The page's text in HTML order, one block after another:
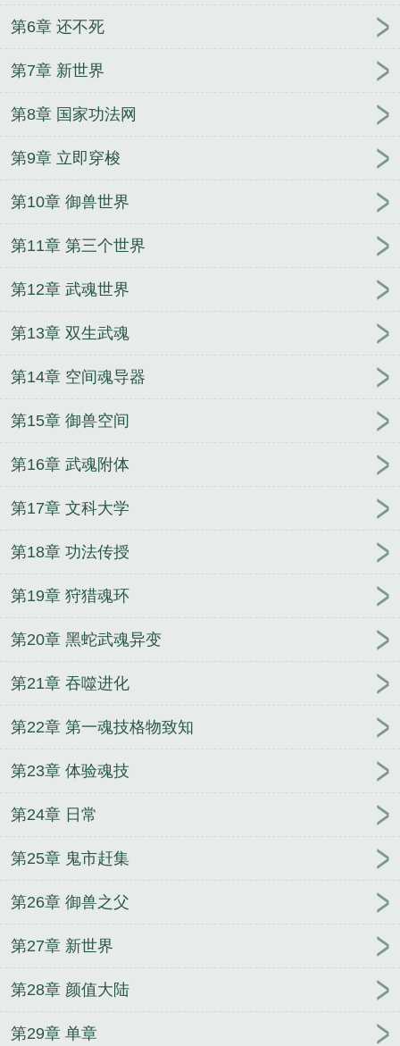
第6章 还不死
第7章 新世界
第8章 国家功法网
第9章 立即穿梭
第10章 御兽世界
第11章 第三个世界
第12章 武魂世界
第13章 双生武魂
第14章 空间魂导器
第15章 御兽空间
第16章 武魂附体
第17章 文科大学
第18章 功法传授
第19章 狩猎魂环
第20章 黑蛇武魂异变
第21章 吞噬进化
第22章 第一魂技格物致知
第23章 体验魂技
第24章 日常
第25章 鬼市赶集
第26章 御兽之父
第27章 新世界
第28章 颜值大陆
第29章 单章